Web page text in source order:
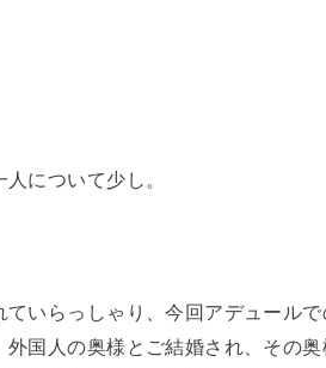
について少し。
いらっしゃり、今回アデュール
国人の奥様とご結婚され、その